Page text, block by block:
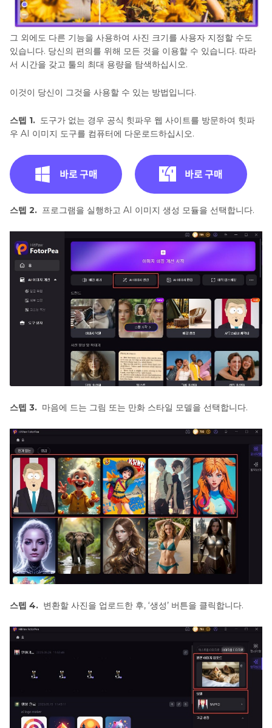
그 외에도 다른 기능을 사용하여 사진 크기를 사용자 지정할 수도
있습니다. 당신의 편의를 위해 모든 것을 이용할 수 있습니다. 따라
서 시간을 갖고 툴의 최대 용량을 탐색하십시오.
이것이 당신이 그것을 사용할 수 있는 방법입니다.
스텝 1. 도구가 없는 경우 공식 힛파우 웹 사이트를 방문하여 힛파
우 AI 이미지 도구를 컴퓨터에 다운로드하십시오.
스텝 2. 프로그램을 실행하고 AI 이미지 생성 모듈을 선택합니다.
스텝 3. 마음에 드는 그림 또는 만화 스타일 모델을 선택합니다.
스텝 4. 변환할 사진을 업로드한 후, ‘생성’ 버튼을 클릭합니다.